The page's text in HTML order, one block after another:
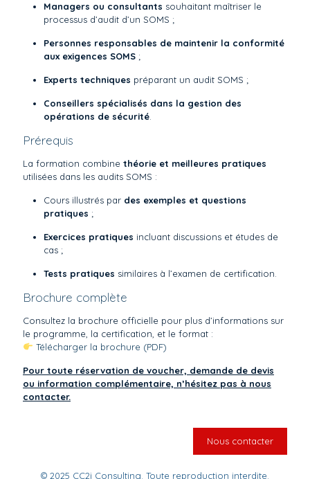
Managers ou consultants souhaitant maîtriser le
processus d’audit d’un SOMS ;
Personnes responsables de maintenir la conformité
aux exigences SOMS ;
Experts techniques préparant un audit SOMS ;
Conseillers spécialisés dans la gestion des
opérations de sécurité
Prérequis
La formation combine théorie et meilleures pratiques
utilisées dans les audits SOMS :
Cours illustrés par des exemples et questions
pratiques ;
Exercices pratiques incluant discussions et études de
cas ;
Tests pratiques similaires à l’examen de certification.
Brochure complète
Consultez la brochure officielle pour plus d’informations sur
le programme, la certification, et le format :
Télécharger la brochure (PDF)
Pour toute réservation de voucher, demande de devis
ou information complémentaire, n’hésitez pas à nous
contacter.
Nous contacter
© 2025 CC2i Consulting. Toute reproduction interdite.